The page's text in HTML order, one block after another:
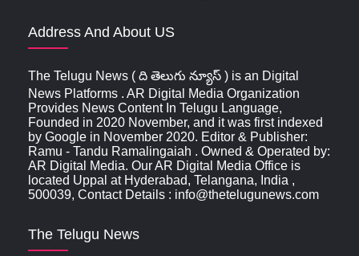
Address And About US
The Telugu News ( ది తెలుగు న్యూస్‌ ) is an Digital
News Platforms . AR Digital Media Organization
Provides News Content In Telugu Language,
Founded in 2020 November, and it was first indexed
by Google in November 2020. Editor & Publisher:
Ramu - Tandu Ramalingaiah . Owned & Operated by:
AR Digital Media. Our AR Digital Media Office is
located Uppal at Hyderabad, Telangana, India ,
500039, Contact Details : info@thetelugunews.com
The Telugu News